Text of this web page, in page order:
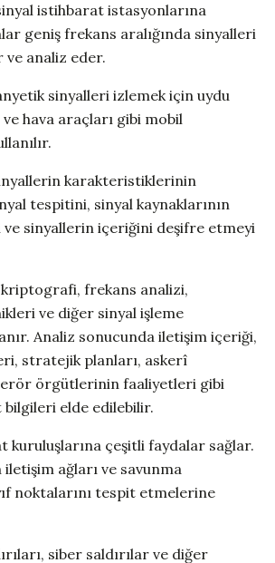
istihbarat istasyonlarına
geniş frekans aralığında sinyalleri
ve analiz eder.
sinyalleri izlemek için uydu
hava araçları gibi mobil
karakteristiklerinin
tespitini, sinyal kaynaklarının
sinyallerin içeriğini deşifre etmeyi
frekans analizi,
ve diğer sinyal işleme
Analiz sonucunda iletişim içeriği,
stratejik planları, askerî
örgütlerinin faaliyetleri gibi
elde edilebilir.
kuruluşlarına çeşitli faydalar sağlar.
ağları ve savunma
noktalarını tespit etmelerine
siber saldırılar ve diğer